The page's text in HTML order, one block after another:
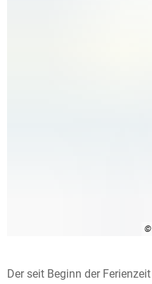
©
Der seit Beginn der